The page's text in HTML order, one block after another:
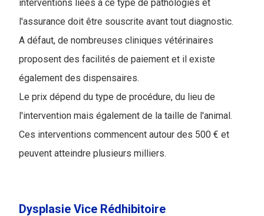
interventions liées à ce type de pathologies et
l'assurance doit être souscrite avant tout diagnostic.
A défaut, de nombreuses cliniques vétérinaires
proposent des facilités de paiement et il existe
également des dispensaires.
Le prix dépend du type de procédure, du lieu de
l'intervention mais également de la taille de l'animal.
Ces interventions commencent autour des 500 € et
peuvent atteindre plusieurs milliers.
Dysplasie Vice Rédhibitoire